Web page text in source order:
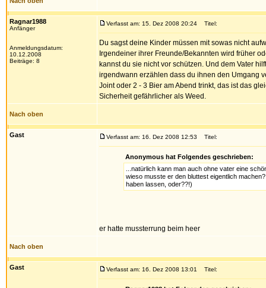
Ragnar1988
Anfänger
Anmeldungsdatum:
10.12.2008
Beiträge: 8
Verfasst am: 15. Dez 2008 20:24 Titel:
Du sagst deine Kinder müssen mit sowas nicht
Irgendeiner ihrer Freunde/Bekannten wird früher
kannst du sie nicht vor schützen. Und dem Vater
irgendwann erzählen dass du ihnen den Umgang
Joint oder 2 - 3 Bier am Abend trinkt, das ist das
Sicherheit gefährlicher als Weed.
Nach oben
Gast Verfasst am: 16. Dez 2008 12:53 Titel:
Anonymous hat Folgendes geschrieben:
...natürlich kann man auch ohne vater eine
wieso musste er den bluttest eigentlich
haben lassen, oder??!)
er hatte mussterrung beim heer
Nach oben
Gast Verfasst am: 16. Dez 2008 13:01 Titel: